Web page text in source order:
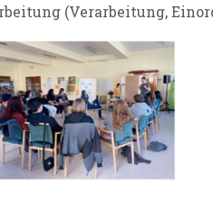
(Verarbeitung,